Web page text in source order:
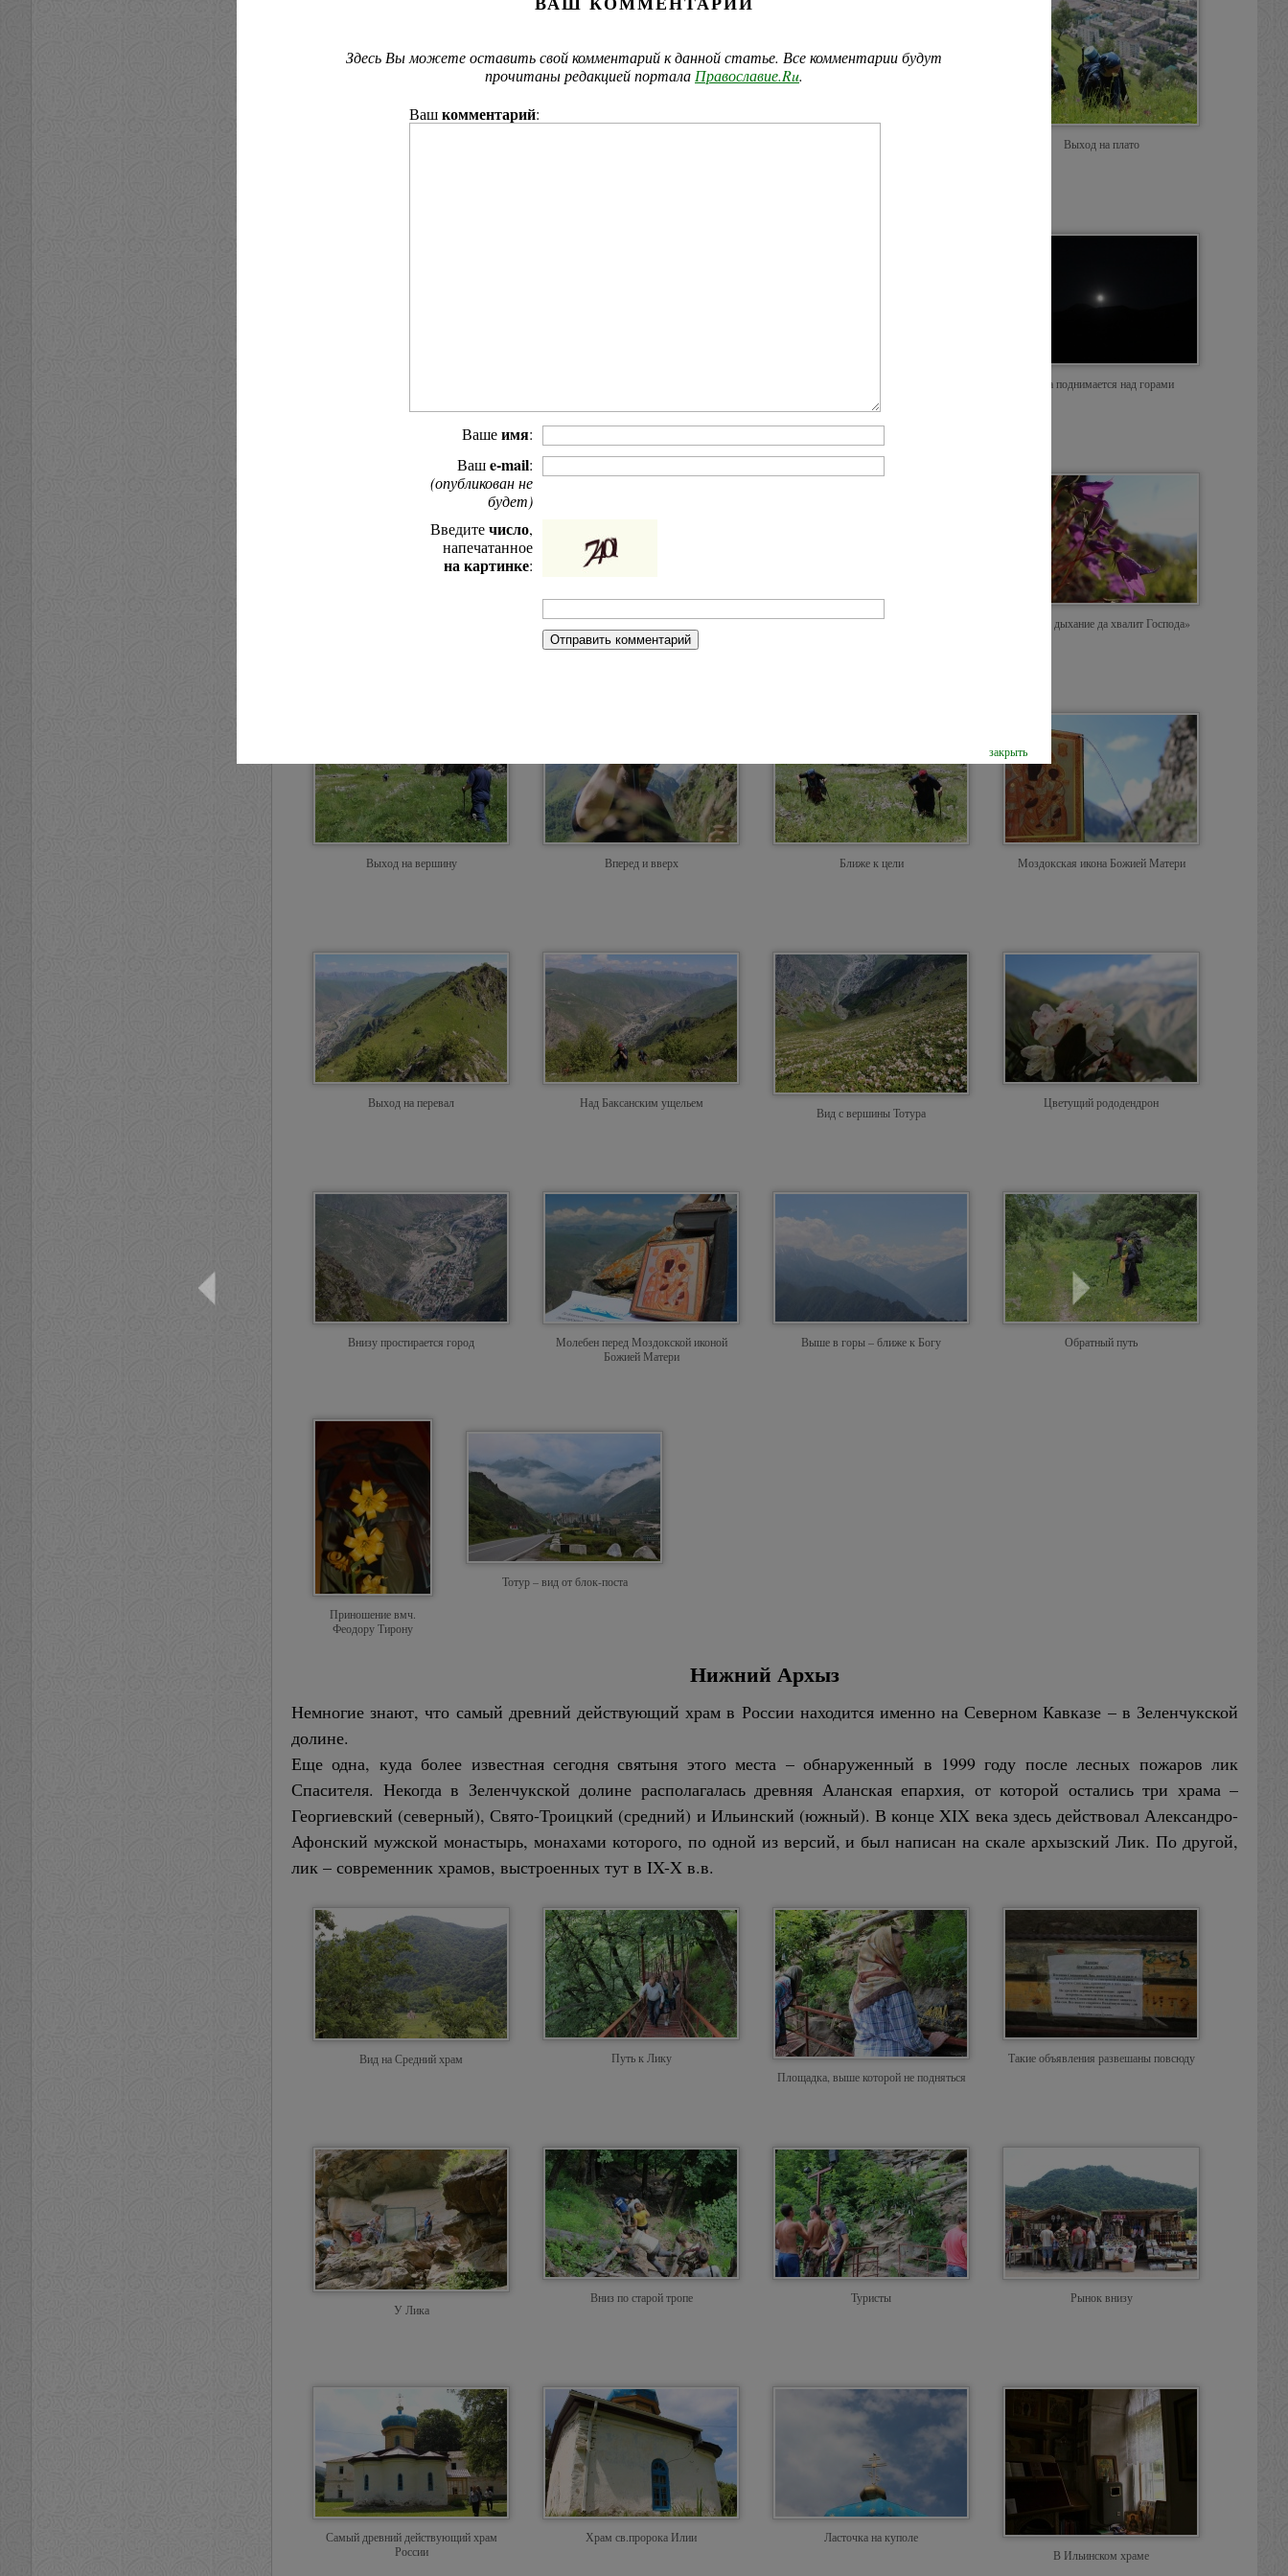
Выход на плато
Луна поднимается над горами
Дикие лилии Красота Божьего мира «Всякое дыхание да хвалит Господа»
Выход на вершину Вперед и вверх Ближе к цели Моздокская икона Божией Матери
Выход на перевал Над Баксанским ущельем
Вид с вершины Тотура
Цветущий рододендрон
Внизу простирается город
Молебен перед Моздокской иконой
Божией Матери
Выше в горы – ближе к Богу Обратный путь
Приношение вмч.
Феодору Тирону
Тотур – вид от блок-поста
Нижний Архыз
Немногие знают, что самый древний действующий храм в России находится именно на Северном Кавказе – в Зеленчукской
долине.
Еще одна, куда более известная сегодня святыня этого места – обнаруженный в 1999 году после лесных пожаров лик
Спасителя. Некогда в Зеленчукской долине располагалась древняя Аланская епархия, от которой остались три храма –
Георгиевский (северный), Свято-Троицкий (средний) и Ильинский (южный). В конце XIX века здесь действовал Александро-
Афонский мужской монастырь, монахами которого, по одной из версий, и был написан на скале архызский Лик. По другой,
лик – современник храмов, выстроенных тут в IX-X в.в.
Вид на Средний храм
Путь к Лику
Площадка, выше которой не подняться
Такие объявления развешаны повсюду
У Лика
Вниз по старой тропе Туристы Рынок внизу
Самый древний действующий храм
России
Храм св.пророка Илии
Ласточка на куполе
В Ильинском храме
Здесь Вы можете оставить свой комментарий к данной статье. Все комментарии будут
прочитаны редакцией портала Православие.Ru.
Вашкомментарий:
Вашеимя:
Вашe-mail:
(опубликован не
будет)
Введитечисло,
напечатанное
на картинке:
закрыть